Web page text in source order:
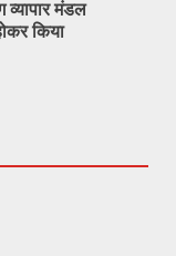
व्यापार मंडल
किया